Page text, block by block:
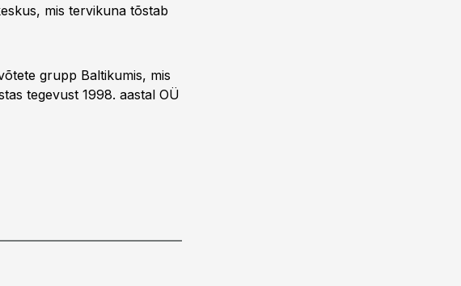
mis tervikuna tõstab
grupp Baltikumis, mis
tegevust 1998. aastal OÜ